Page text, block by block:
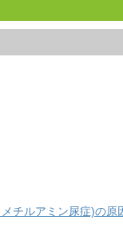
チルアミン尿症)の原